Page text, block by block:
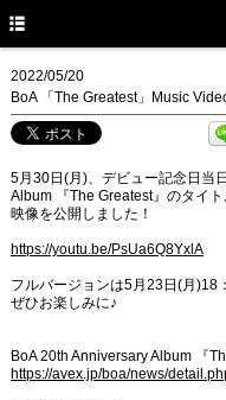
2022/05/20
BoA 「The Greatest」Music
5月30日(月)、デビュー記念日当
Album 『The Greatest』のタイ
映像を公開しました！
https://youtu.be/PsUa6Q8YxlA
フルバージョンは5月23日(月)18
ぜひお楽しみに♪
BoA 20th Anniversary Album 『
https://avex.jp/boa/news/
NEWS
MEDIA
PROFILE
DISCOGRAPHY
MUSIC VIDEO